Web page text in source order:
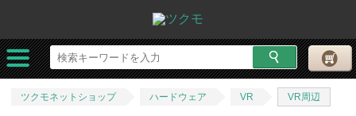
ツクモネットショップ ハードウェア VR VR周辺